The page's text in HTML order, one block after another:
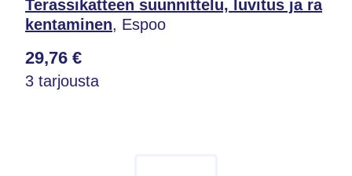
Terassikatteen suunnittelu, luvitus ja ra
kentaminen, Espoo
29,76 €
3 tarjousta